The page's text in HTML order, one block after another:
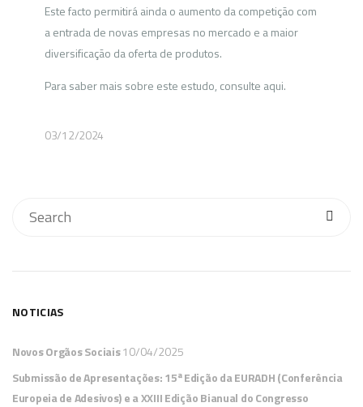
Este facto permitirá ainda o aumento da competição com
a entrada de novas empresas no mercado e a maior
diversificação da oferta de produtos.
Para saber mais sobre este estudo, consulte aqui.
03/12/2024
NOTICIAS
Novos Orgãos Sociais10/04/2025
Submissão de Apresentações: 15ª Edição da EURADH (Conferência
Europeia de Adesivos) e a XXIII Edição Bianual do Congresso